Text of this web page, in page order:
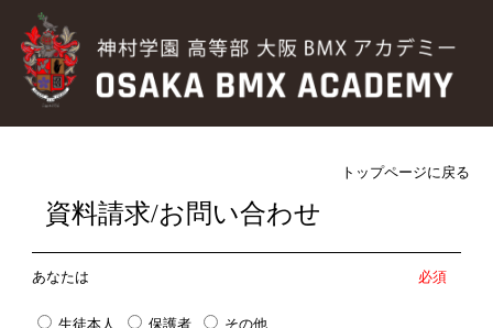
トップページに戻る
資料請求/お問い合わせ
あなたは 必須
生徒本人 保護者 その他